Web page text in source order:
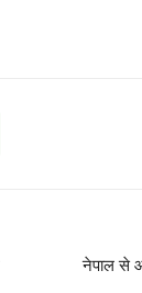
नेपाल से